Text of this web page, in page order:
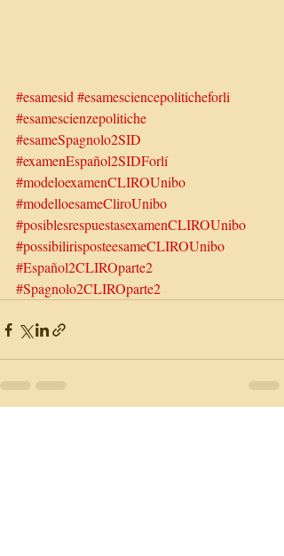
#esamesid #esamesciencepoliticheforli
#esamescienzepolitiche
#esameSpagnolo2SID
#examenEspañol2SIDForlí
#modeloexamenCLIROUnibo
#modelloesameCliroUnibo
#posiblesrespuestasexamenCLIROUnibo
#possibilirisposteesameCLIROUnibo
#Español2CLIROparte2
#Spagnolo2CLIROparte2